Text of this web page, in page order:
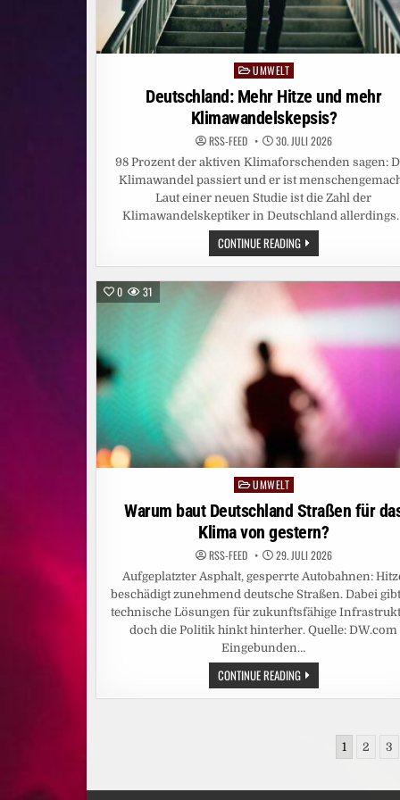
Posted
in
UMWELT
Deutschland: Mehr Hitze und mehr
Klimawandelskepsis?
RSS-FEED 30. JULI 2026
98 Prozent der aktiven Klimaforschenden sagen:
Klimawandel passiert und er ist
Laut einer neuen Studie ist die Zahl der
Klimawandelskeptiker in Deutschland
CONTINUE READINGDEUTSCHLAND:
MEHR
HITZE
KLIMAWANDELSKEPSIS?
0 31
Posted
in
UMWELT
Warum baut Deutschland Straßen für
Klima von gestern?
RSS-FEED 29. JULI 2026
Aufgeplatzter Asphalt, gesperrte Autobahnen:
beschädigt zunehmend deutsche Straßen. Dabei
technische Lösungen für zukunftsfähige
doch die Politik hinkt hinterher. Quelle: DW.com
Eingebunden…
CONTINUE READINGWARUM
BAUT
DEUTSCHLAND
Seitennummerierung1 2 3